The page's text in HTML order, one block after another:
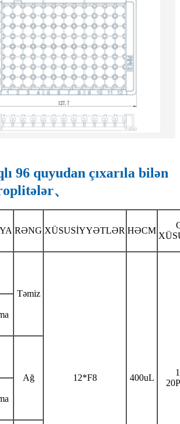
96 quyudan çıxarıla bilən
、
RƏNG XÜSUSİYYƏTLƏR HƏCM
Təmiz
12*F8 400uL
Ağ